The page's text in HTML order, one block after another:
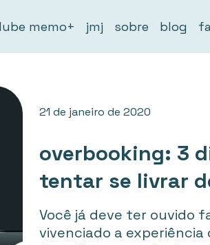
memo+ jmj sobre blog
21 de janeiro de 2020
overbooking: 3
tentar se livrar
Você já deve ter ouvido
vivenciado a